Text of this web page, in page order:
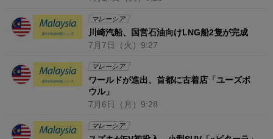
マレーシア
川崎汽船、国営石油向けLNG船2隻が完成
7月7日 （火） 9:27
マレーシア
ワールドが進出、首都に古着店「ユーズボ
ウル」
7月6日 （月） 9:28
マレーシア